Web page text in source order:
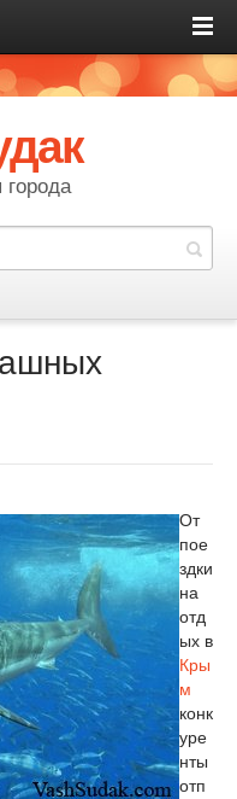
От
пое
здки
на
отд
ых в
Кры
м
конк
уре
нты
отп